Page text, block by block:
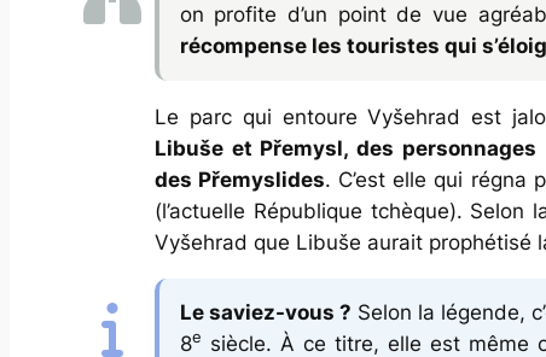
on profite d’un point de vue
récompense les touristes qui
Le parc qui entoure Vyšehrad est
Libuše et Přemysl, des
des Přemyslides. C’est elle qui régna
(l’actuelle République tchèque). Selon
Vyšehrad que Libuše aurait prophétisé
Le saviez-vous ? Selon la légende,
8e siècle. À ce titre, elle est même